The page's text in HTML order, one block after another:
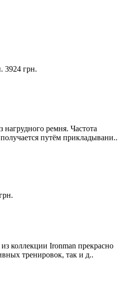
3924 грн.
нагрудного ремня. Частота
путём прикладывани..
коллекции Ironman прекрасно
тренировок, так и д..